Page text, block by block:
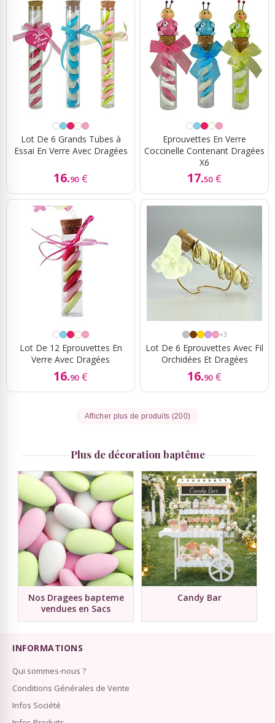
Lot De 6 Grands Tubes à
Essai En Verre Avec Dragées
16.90 €
Eprouvettes En Verre
Coccinelle Contenant Dragées
X6
17.50 €
Lot De 12 Eprouvettes En
Verre Avec Dragées
16.90 €
+3
Lot De 6 Eprouvettes Avec Fil
Orchidées Et Dragées
16.90 €
Afficher plus de produits (200)
Plus de décoration baptême
Nos Dragees bapteme
vendues en Sacs
Candy Bar
INFORMATIONS
Qui sommes-nous ?
Conditions Générales de Vente
Infos Société